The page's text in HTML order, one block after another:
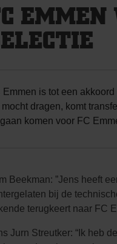
EMMEN
Emmen is tot een
dragen, komt
komen voor FC
Beekman: ”Jens heeft
bij de
terugkeert naar FC
Jurn Streutker: “Ik heb